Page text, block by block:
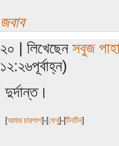
জবাব
২০ | লিখেছেন সবুজ
১২:২৬পূর্বাহ্ন)
দুর্দান্ত।
[আমার চারপাশ]-[ফেবু]-[টিনটিন]